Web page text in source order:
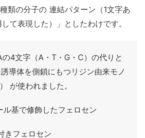
類の分子の 連結パターン（1文字あ
て表現した）」としたわけです。
4文字（A・T・G・C）の代りと
導体を側鎖にもつリジン由来モノ
が使われました。
ル基で修飾したフェロセン
きフェロセン